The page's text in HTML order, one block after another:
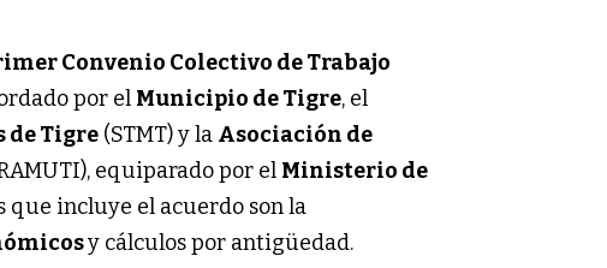
Convenio Colectivo de Trabajo
por el Municipio de Tigre, el
de Tigre (STMT) y la Asociación de
equiparado por el Ministerio de
que incluye el acuerdo son la
y cálculos por antigüedad.